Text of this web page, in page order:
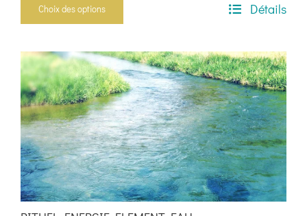
Choix des options
a
plusieurs
variations.
Les
options
peuvent
être
choisies
sur
Détails